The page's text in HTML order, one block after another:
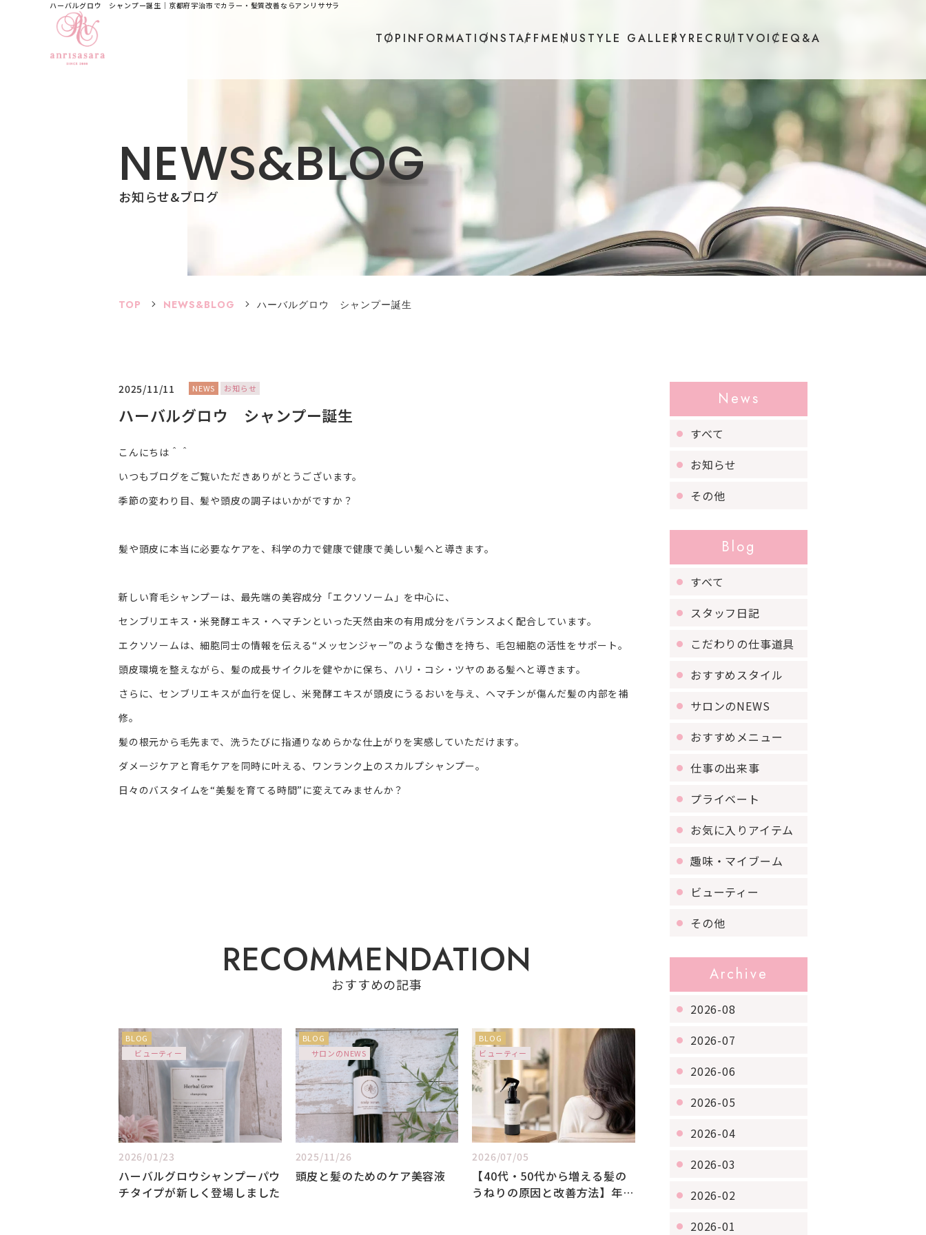
ハーバルグロウ シャンプー誕生｜京都府宇治市でカラー・髪質改善ならアンリササラ
TOP INFORMATIONSTAFFMENUSTYLE GALLERYRECRUITVOICE Q&A
NEWS&BLOG
お知らせ&ブログ
TOP NEWS&BLOG ハーバルグロウ シャンプー誕生
2025/11/11 NEWS お知らせ
ハーバルグロウ シャンプー誕生
こんにちは＾＾
いつもブログをご覧いただきありがとうございます。
季節の変わり目、髪や頭皮の調子はいかがですか？
髪や頭皮に本当に必要なケアを、科学の力で健康で健康で美しい髪へと導きます。
新しい育毛シャンプーは、最先端の美容成分「エクソソーム」を中心に、
センブリエキス・米発酵エキス・ヘマチンといった天然由来の有用成分をバランスよく配合しています。
エクソソームは、細胞同士の情報を伝える“メッセンジャー”のような働きを持ち、毛包細胞の活性をサポート。
頭皮環境を整えながら、髪の成長サイクルを健やかに保ち、ハリ・コシ・ツヤのある髪へと導きます。
さらに、センブリエキスが血行を促し、米発酵エキスが頭皮にうるおいを与え、ヘマチンが傷んだ髪の内部を補
修。
髪の根元から毛先まで、洗うたびに指通りなめらかな仕上がりを実感していただけます。
ダメージケアと育毛ケアを同時に叶える、ワンランク上のスカルプシャンプー。
日々のバスタイムを“美髪を育てる時間”に変えてみませんか？
RECOMMENDATION
おすすめの記事
BLOG
ビューティー
2026/01/23
ハーバルグロウシャンプーパウ
チタイプが新しく登場しました
BLOG
サロンのNEWS
2025/11/26
頭皮と髪のためのケア美容液
BLOG
ビューティー
2026/07/05
【40代・50代から増える髪の
うねりの原因と改善方法】年齢
News
すべて
お知らせ
その他
Blog
すべて
スタッフ日記
こだわりの仕事道具
おすすめスタイル
サロンのNEWS
おすすめメニュー
仕事の出来事
プライベート
お気に入りアイテム
趣味・マイブーム
ビューティー
その他
Archive
2026-08
2026-07
2026-06
2026-05
2026-04
2026-03
2026-02
2026-01